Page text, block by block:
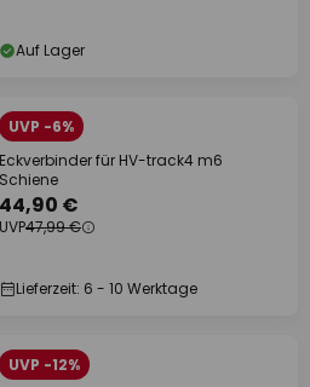
Auf Lager
UVP -6%
Eckverbinder für HV-track4 m6
Schiene
44,90 €
UVP47,99 €
Lieferzeit: 6 - 10 Werktage
UVP -12%